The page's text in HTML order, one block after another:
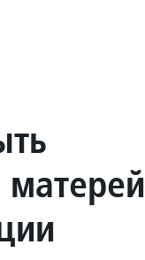
матерей